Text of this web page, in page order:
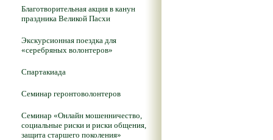
Благотворительная акция в канун
праздника Великой Пасхи
Экскурсионная поездка для
«серебряных волонтеров»
Спартакиада
Семинар геронтоволонтеров
Семинар «Онлайн мошенничество,
социальные риски и риски общения,
защита старшего поколения»